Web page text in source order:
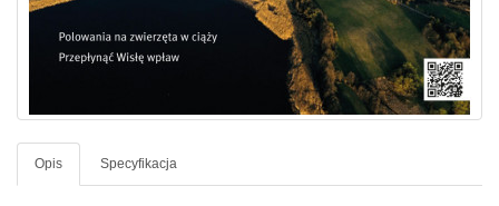
Opis Specyfikacja